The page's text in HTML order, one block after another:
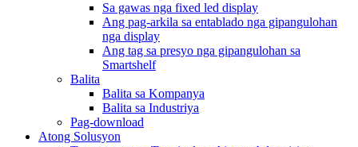
Sa gawas nga fixed led display
Ang pag-arkila sa entablado nga gipangulohan
nga display
Ang tag sa presyo nga gipangulohan sa
Smartshelf
Balita
Balita sa Kompanya
Balita sa Industriya
Pag-download
Atong Solusyon